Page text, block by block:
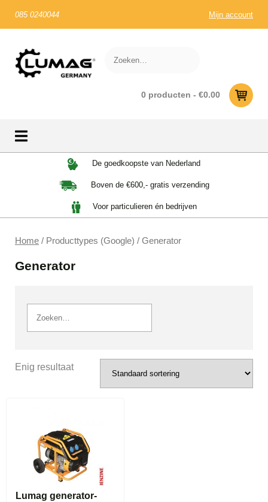
085 0240044 Mijn account
0 producten - €0.00
De goedkoopste van Nederland
Boven de €600,- gratis verzending
Voor particulieren én bedrijven
Home / Producttypes (Google) / Generator
Generator
Enig resultaat
Lumag generator-